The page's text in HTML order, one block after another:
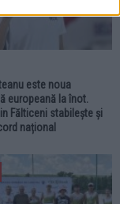
este noua
europeană la înot.
Fălticeni stabilește și
național